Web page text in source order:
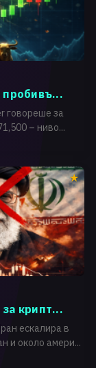
пробивъ...
говореше за
– ниво...
крипт...
ескалира в
и около амери...